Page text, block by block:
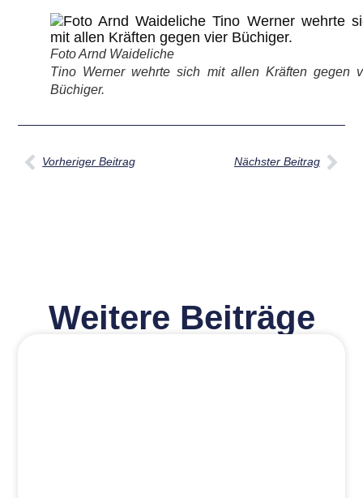
Foto Arnd Waideliche
Tino Werner wehrte sich mit allen Kräften gegen
Büchiger.
Vorheriger Beitrag Nächster Beitrag
Weitere Beiträge